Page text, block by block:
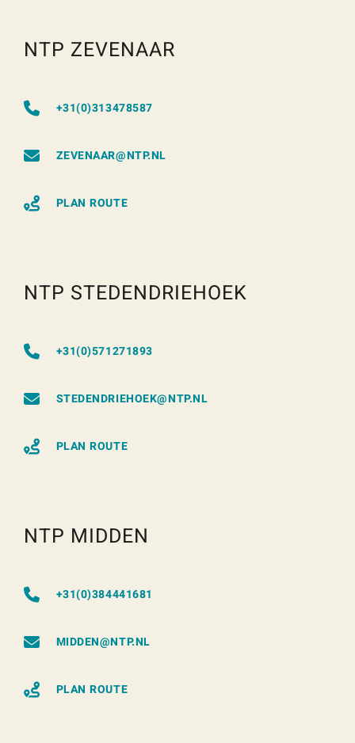
NTP ZEVENAAR
+31(0)313478587
ZEVENAAR@NTP.NL
PLAN ROUTE
NTP STEDENDRIEHOEK
+31(0)571271893
STEDENDRIEHOEK@NTP.NL
PLAN ROUTE
NTP MIDDEN
+31(0)384441681
MIDDEN@NTP.NL
PLAN ROUTE